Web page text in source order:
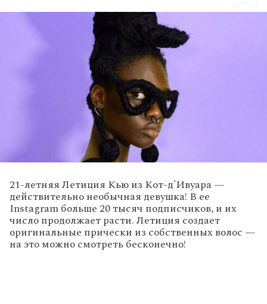
21-летняя Летиция Кью из Кот-д'Ивуара —
действительно необычная девушка! В ее
Instagram больше 20 тысяч подписчиков, и их
число продолжает расти. Летиция создает
оригинальные прически из собственных волос —
на это можно смотреть бесконечно!